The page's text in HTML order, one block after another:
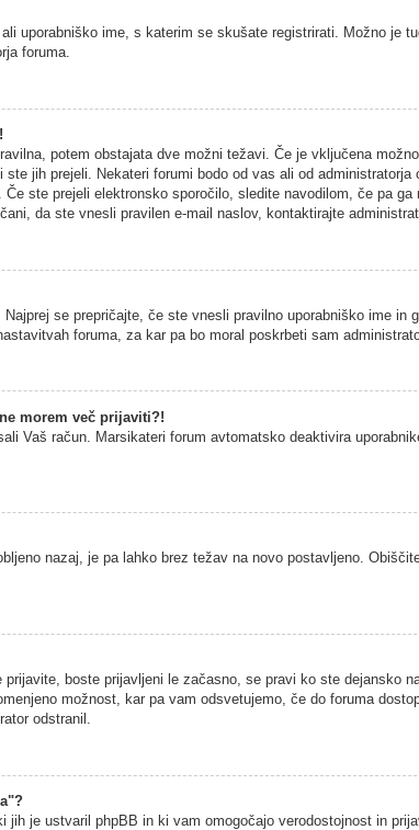
uporabniško ime, s katerim se skušate registrirati. Možno je
foruma.
potem obstajata dve možni težavi. Če je vključena
jih prejeli. Nekateri forumi bodo od vas ali od
ste prejeli elektronsko sporočilo, sledite navodilom, če pa
da ste vnesli pravilen e-mail naslov, kontaktirajte
se prepričajte, če ste vnesli pravilno uporabniško ime
foruma, za kar pa bo moral poskrbeti sam
morem več prijaviti?!
Vaš račun. Marsikateri forum avtomatsko deaktivira
nazaj, je pa lahko brez težav na novo postavljeno.
prijavite, boste prijavljeni le začasno, se pravi ko ste dejansko
možnost, kar pa vam odsvetujemo, če do foruma
odstranil.
je ustvaril phpBB in ki vam omogočajo verodostojnost in